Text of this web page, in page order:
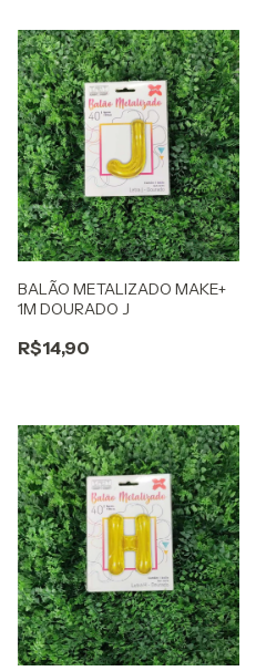
BALÃO METALIZADO MAKE+
1M DOURADO J
R$14,90